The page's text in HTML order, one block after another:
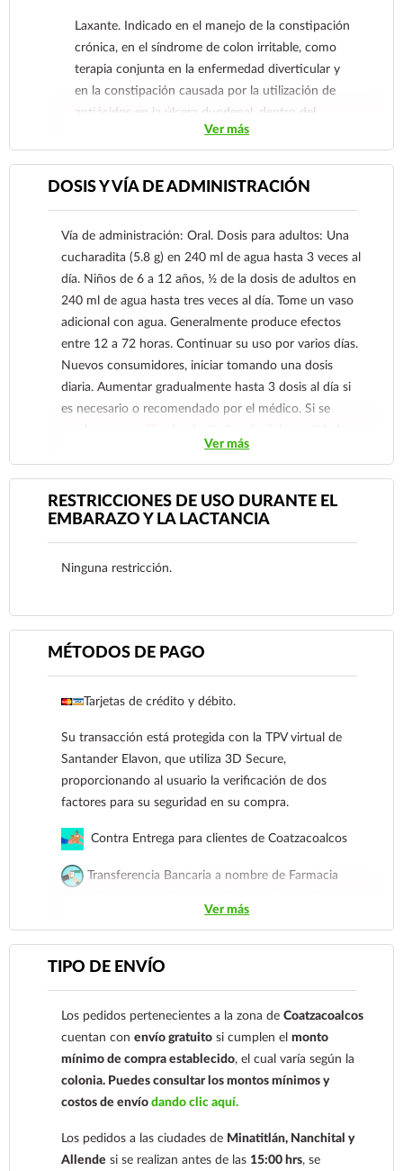
Laxante. Indicado en el manejo de la constipación
crónica, en el síndrome de colon irritable, como
terapia conjunta en la enfermedad diverticular y
en la constipación causada por la utilización de
antiácidos en la úlcera duodenal, dentro del
manejo integral de pacientes con hemorroides y
bajo régimen dietético.
Ver más
DOSIS Y VÍA DE ADMINISTRACIÓN
Vía de administración: Oral. Dosis para adultos: Una
cucharadita (5.8 g) en 240 ml de agua hasta 3 veces al
día. Niños de 6 a 12 años, ½ de la dosis de adultos en
240 ml de agua hasta tres veces al día. Tome un vaso
adicional con agua. Generalmente produce efectos
entre 12 a 72 horas. Continuar su uso por varios días.
Nuevos consumidores, iniciar tomando una dosis
diaria. Aumentar gradualmente hasta 3 dosis al día si
es necesario o recomendado por el médico. Si se
produce sensación de plenitud, reducir la cantidad
ingerida hasta que el organismo se adapte.
correo:farmacovigilancia@cofepris.gob.mx
Ver más
RESTRICCIONES DE USO DURANTE EL
EMBARAZO Y LA LACTANCIA
Ninguna restricción.
Ver más
MÉTODOS DE PAGO
Tarjetas de crédito y débito.
Su transacción está protegida con la TPV virtual de
Santander Elavon, que utiliza 3D Secure,
proporcionando al usuario la verificación de dos
factores para su seguridad en su compra.
Contra Entrega para clientes de Coatzacoalcos
Transferencia Bancaria a nombre de Farmacia
cuenta: Clave: 014854655008143954
Para esta forma de pago el cliente deberá enviar su
comprobante de pago a al siguiente correo
nuestro
921 261 8491
Ver más
TIPO DE ENVÍO
Los pedidos pertenecientes a la zona deCoatzacoalcos
cuentan conenvío gratuito si cumplen elmonto
mínimo de compra establecido, el cual varía según la
colonia. Puedes consultar los montos mínimos y
costos de envíodando clic aquí.
Los pedidos a las ciudades de Minatitlán, Nanchital y
Allende si se realizan antes de las 15:00 hrs, se